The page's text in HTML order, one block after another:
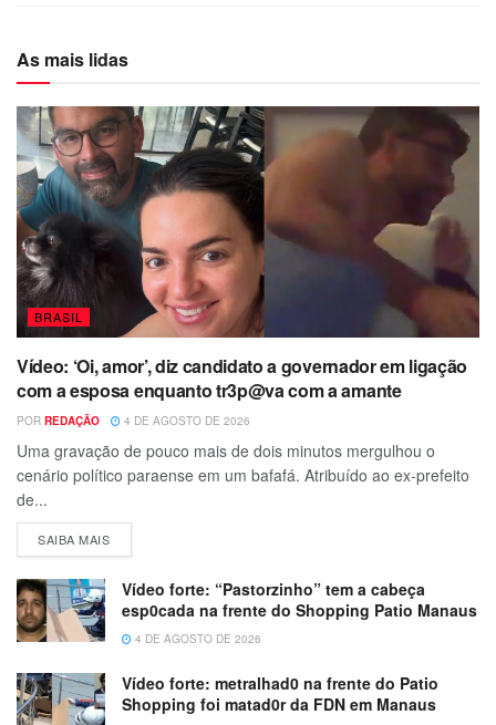
As mais lidas
BRASIL
Vídeo: ‘Oi, amor’, diz candidato a governador em ligação
com a esposa enquanto tr3p@va com a amante
POR REDAÇÃO 4 DE AGOSTO DE 2026
Uma gravação de pouco mais de dois minutos mergulhou o
cenário político paraense em um bafafá. Atribuído ao ex-prefeito
de...
SAIBA MAIS
Vídeo forte: “Pastorzinho” tem a cabeça
esp0cada na frente do Shopping Patio Manaus
4 DE AGOSTO DE 2026
Vídeo forte: metralhad0 na frente do Patio
Shopping foi matad0r da FDN em Manaus